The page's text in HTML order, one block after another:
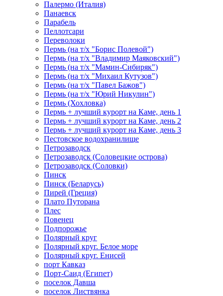
Палермо (Италия)
Панаевск
Парабель
Пеллотсари
Переволоки
Пермь (на т/х "Борис Полевой")
Пермь (на т/х "Владимир Маяковский")
Пермь (на т/х "Мамин-Сибиряк")
Пермь (на т/х "Михаил Кутузов")
Пермь (на т/х "Павел Бажов")
Пермь (на т/х "Юрий Никулин")
Пермь (Хохловка)
Пермь + лучший курорт на Каме, день 1
Пермь + лучший курорт на Каме, день 2
Пермь + лучший курорт на Каме, день 3
Пестовское водохранилище
Петрозаводск
Петрозаводск (Соловецкие острова)
Петрозаводск (Соловки)
Пинск
Пинск (Беларусь)
Пирей (Греция)
Плато Путорана
Плес
Повенец
Подпорожье
Полярный круг
Полярный круг. Белое море
Полярный круг. Енисей
порт Кавказ
Порт-Саид (Египет)
поселок Давша
поселок Листвянка